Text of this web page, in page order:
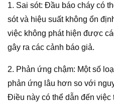
1. Sai sót: Đầu báo cháy có
sót và hiệu suất không ổn
việc không phát hiện được
gây ra các cảnh báo giả.
2. Phản ứng chậm: Một số
phản ứng lâu hơn so với
Điều này có thể dẫn đến